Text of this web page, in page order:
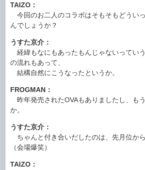
TAIZO：
今回のお二人のコラボはそもそもどうい
んでしょうか？
うすた京介：
経緯もなにもあったもんじゃないってい
の流れもあって、
結構自然にこうなったというか。
FROGMAN：
昨年発売されたOVAもありましたし、も
か。
うすた京介：
ちゃんと付き合いだしたのは、先月位か
（会場爆笑）
TAIZO：